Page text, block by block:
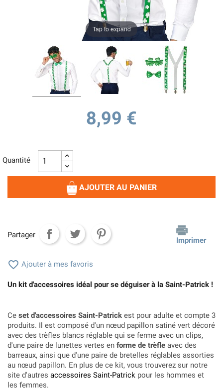
Tap to expand
8,99 €
Quantité
AJOUTER AU PANIER
Partager
Imprimer
 Ajouter à mes favoris
Un kit d'accessoires idéal pour se déguiser à la Saint-Patrick !
Ce set d'accessoires Saint-Patrick est pour adulte et compte 3
produits. Il est composé d'un nœud papillon satiné vert décoré
avec des trèfles blancs réglable qui se ferme avec un clips,
d'une paire de lunettes vertes en forme de trèfle avec des
barreaux, ainsi que d'une paire de bretelles réglables assorties
au nœud papillon. En plus de ce kit, vous trouverez sur notre
site d'autres accessoires Saint-Patrick pour les hommes et
les femmes.